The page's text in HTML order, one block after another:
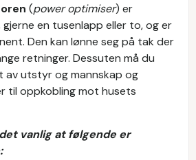
(power optimiser) er
gjerne en tusenlapp eller to, og er
Den kan lønne seg på tak der
retninger. Dessuten må du
av utstyr og mannskap og
til oppkobling mot husets
vanlig at følgende er